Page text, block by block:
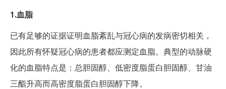
1.血脂
已有足够的证据证明血脂紊乱与冠心病的发病密切相关，
因此所有怀疑冠心病的患者都应测定血脂。典型的动脉硬
化的血脂特点是：总胆固醇、低密度脂蛋白胆固醇、甘油
三酯升高而高密度脂蛋白胆固醇下降。